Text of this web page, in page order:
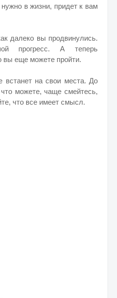
в жизни, придет к вам
далеко вы продвинулись.
прогресс. А теперь
вы еще можете пройти.
встанет на свои места. До
можете, чаще смейтесь,
что все имеет смысл.